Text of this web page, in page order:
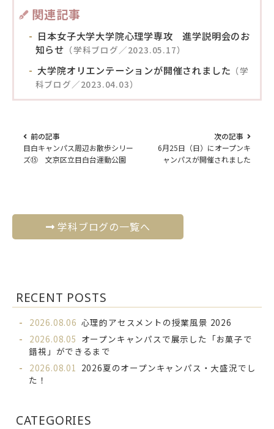
関連記事
日本女子大学大学院心理学専攻 進学説明会のお
知らせ （学科ブログ／2023.05.17）
大学院オリエンテーションが開催されました （学
科ブログ／2023.04.03）
前の記事
目白キャンパス周辺お散歩シリー
ズ⑮ 文京区立目白台運動公園
次の記事
6月25日（日）にオープンキ
ャンパスが開催されました
学科ブログの一覧へ
RECENT POSTS
2026.08.06 心理的アセスメントの授業風景 2026
2026.08.05 オープンキャンパスで展示した「お菓子で
錯視」ができるまで
2026.08.01
2026夏のオープンキャンパス・大盛況でし
た！
CATEGORIES